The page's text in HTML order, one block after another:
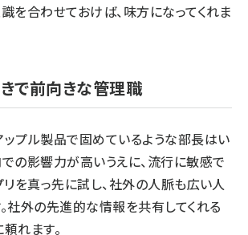
を合わせておけば、味方になってくれま
で前向きな管理職
プル製品で固めているような部長はい
の影響力が高いうえに、流行に敏感で
を真っ先に試し、社外の人脈も広い人
社外の先進的な情報を共有してくれる
れます。